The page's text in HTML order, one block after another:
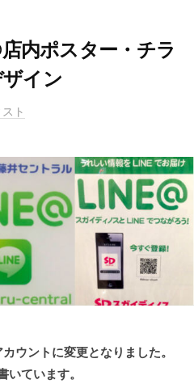
店内ポスター・チラ
イン
ト
ウントに変更となりました。
いています。